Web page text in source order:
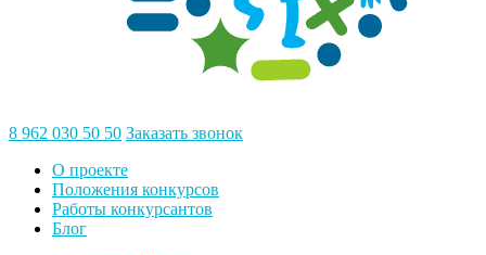
8 962 030 50 50 Заказать звонок
О проекте
Положения конкурсов
Работы конкурсантов
Блог